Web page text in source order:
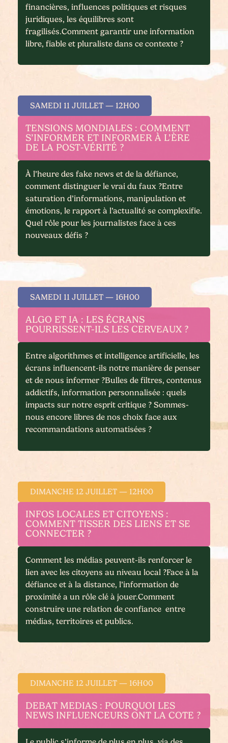
financières, influences politiques et risques
juridiques, les équilibres sont
fragilisés.Comment garantir une information
libre, fiable et pluraliste dans ce contexte ?
SAMEDI 11 JUILLET — 12H00
TENSIONS MONDIALES : COMMENT
S’INFORMER ET INFORMER À L’ÈRE
DE LA POST‑VÉRITÉ ?
À l’heure des fake news et de la défiance,
comment distinguer le vrai du faux ?Entre
saturation d’informations, manipulation et
émotions, le rapport à l’actualité se complexifie.
Quel rôle pour les journalistes face à ces
nouveaux défis ?
SAMEDI 11 JUILLET — 16H00
ALGO ET IA : LES ÉCRANS
POURRISSENT-ILS LES CERVEAUX ?
Entre algorithmes et intelligence artificielle, les
écrans influencent-ils notre manière de penser
et de nous informer ?Bulles de filtres, contenus
addictifs, information personnalisée : quels
impacts sur notre esprit critique ? Sommes-
nous encore libres de nos choix face aux
recommandations automatisées ?
DIMANCHE 12 JUILLET — 12H00
INFOS LOCALES ET CITOYENS :
COMMENT TISSER DES LIENS ET SE
CONNECTER ?
Comment les médias peuvent-ils renforcer le
lien avec les citoyens au niveau local ?Face à la
défiance et à la distance, l’information de
proximité a un rôle clé à jouer.Comment
construire une relation de confiance entre
médias, territoires et publics.
DIMANCHE 12 JUILLET — 16H00
DEBAT MEDIAS : POURQUOI LES
NEWS INFLUENCEURS ONT LA COTE ?